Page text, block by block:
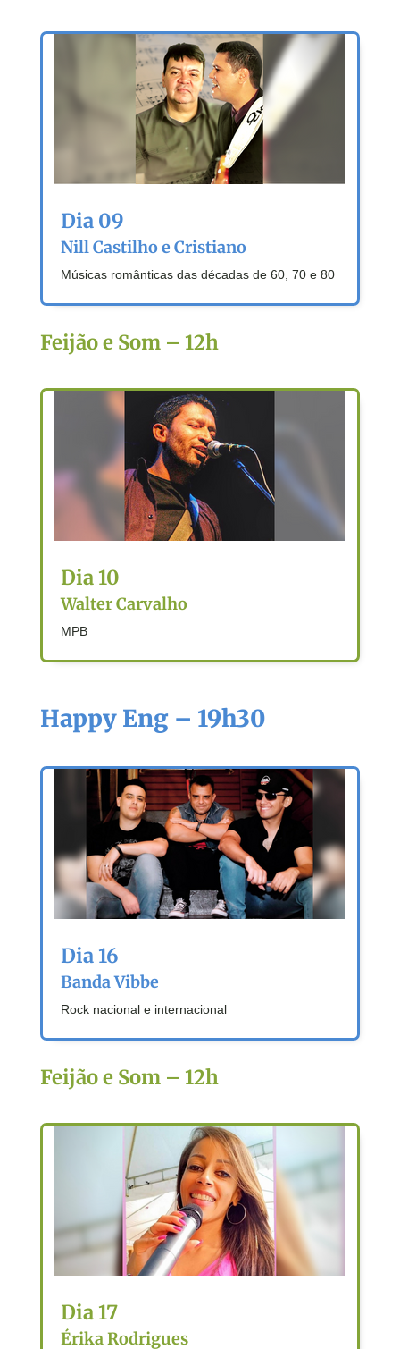
Dia 09
Nill Castilho e Cristiano
Músicas românticas das décadas de 60, 70 e 80
Feijão e Som – 12h
Dia 10
Walter Carvalho
MPB
Happy Eng – 19h30
Dia 16
Banda Vibbe
Rock nacional e internacional
Feijão e Som – 12h
Dia 17
Érika Rodrigues